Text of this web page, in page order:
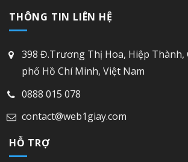
THÔNG TIN LIÊN HỆ
398 Đ.Trương Thị Hoa, Hiệp Thành,
phố Hồ Chí Minh, Việt Nam
0888 015 078
contact@web1giay.com
HỖ TRỢ